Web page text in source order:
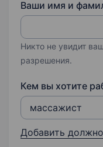
Ваши имя и
Никто не увидит
разрешения.
Кем вы хотите
Добавить